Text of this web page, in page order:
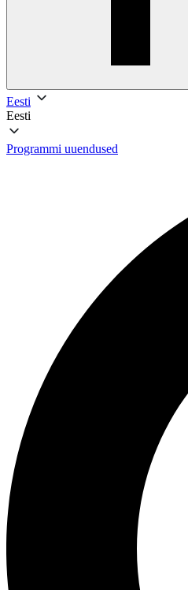
Eesti
Eesti
Programmi uuendused